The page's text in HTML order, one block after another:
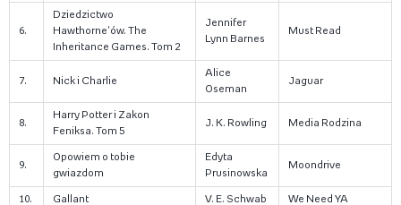
6.
Dziedzictwo
Hawthorne'ów. The
Inheritance Games. Tom 2
Jennifer
Lynn Barnes
Must Read
7. Nick i Charlie
Alice
Oseman
Jaguar
8.
Harry Potter i Zakon
Feniksa. Tom 5
J. K. Rowling Media Rodzina
9.
Opowiem o tobie
gwiazdom
Edyta
Prusinowska
Moondrive
10. Gallant V. E. Schwab We Need YA